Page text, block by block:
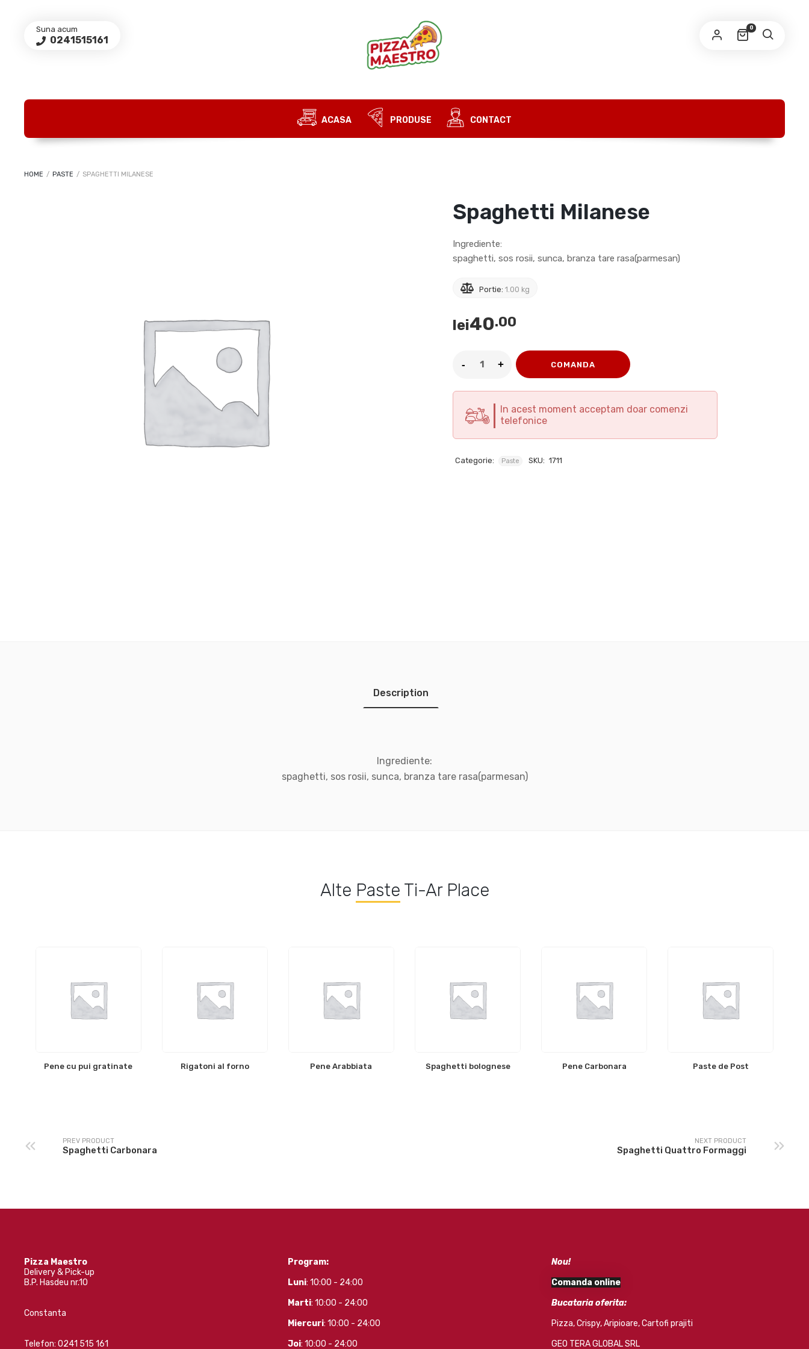
Suna acum
0241515161
0
REMEMBER ME
LOG IN
Datele dvs. personale vor fi folosite pentru a va sprijini
ACASA PRODUSE CONTACT
HOME / PASTE / SPAGHETTI MILANESE
Spaghetti Milanese
Ingrediente:
spaghetti, sos rosii, sunca, branza tare rasa(parmesan)
Portie: 1.00 kg
lei40.00
COMANDA
In acest moment acceptam doar comenzi
telefonice
Categorie: Paste SKU: 1711
Description
Ingrediente:
spaghetti, sos rosii, sunca, branza tare rasa(parmesan)
Alte Paste Ti-Ar Place
Pene cu pui gratinate Rigatoni al forno Pene Arabbiata Spaghetti bolognese Pene Carbonara Paste de Post
PREV PRODUCT
Spaghetti Carbonara
NEXT PRODUCT
Spaghetti Quattro Formaggi
Pizza Maestro
Delivery & Pick-up
B.P. Hasdeu nr.10
Constanta
Telefon: 0241 515 161
Program:
Luni: 10:00 - 24:00
Marti: 10:00 - 24:00
Miercuri: 10:00 - 24:00
Joi: 10:00 - 24:00
Nou!
Comanda online
Bucataria oferita:
Pizza, Crispy, Aripioare, Cartofi prajiti
GEO TERA GLOBAL SRL